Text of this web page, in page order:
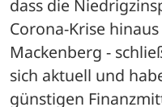
dass die
Corona-Krise
Mackenberg -
sich aktuell und
günstigen